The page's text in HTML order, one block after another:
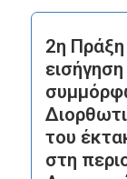
2η
του
στη